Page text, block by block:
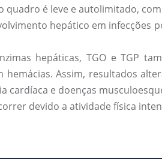
é leve e autolimitado,
hepático em infecções
hepáticas, TGO e TGP
hemácias. Assim, resultados
cardíaca e doenças
devido a atividade física